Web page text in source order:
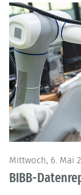
Mittwoch, 6. Mai
BIBB-